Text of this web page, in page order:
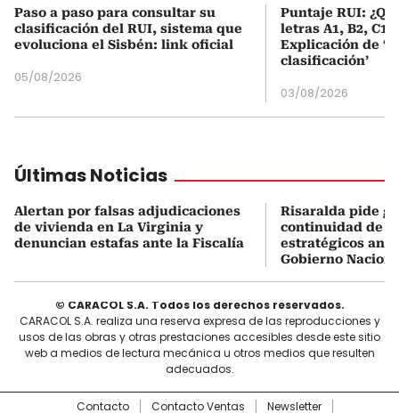
Paso a paso para consultar su
clasificación del RUI, sistema que
evoluciona el Sisbén: link oficial
05/08/2026
Puntaje RUI:
letras A1, B2, C1
Explicación de
clasificación’
03/08/2026
Últimas Noticias
Alertan por falsas adjudicaciones
de vivienda en La Virginia y
denuncian estafas ante la Fiscalía
Risaralda pide
continuidad de
estratégicos
Gobierno
© CARACOL S.A. Todos los derechos reservados.
CARACOL S.A. realiza una reserva expresa de las reproducciones y
usos de las obras y otras prestaciones accesibles desde este sitio
web a medios de lectura mecánica u otros medios que resulten
adecuados.
Contacto Contacto Ventas Newsletter